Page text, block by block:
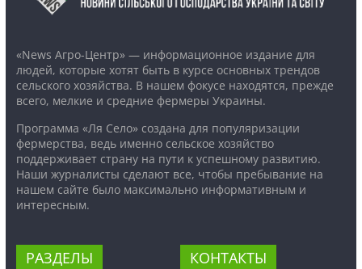
«News Агро-Центр» — информационное издание для
людей, которые хотят быть в курсе основных трендов
сельского хозяйства. В нашем фокусе находятся, прежде
всего, мелкие и средние фермеры Украины.
Программа «Ля Село» создана для популяризации
фермерства, ведь именно сельское хозяйство
поддерживает страну на пути к успешному развитию.
Наши журналисты сделают все, чтобы пребывание на
нашем сайте было максимально информативным и
интересным.
РАЗДЕЛЫ КОНТАКТЫ